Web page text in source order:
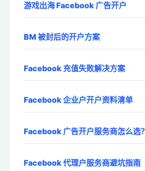
游戏出海 Facebook 广告开户
BM 被封后的开户方案
Facebook 充值失败解决方案
Facebook 企业户开户资料清单
Facebook 广告开户服务商怎么选？
Facebook 代理户服务商避坑指南